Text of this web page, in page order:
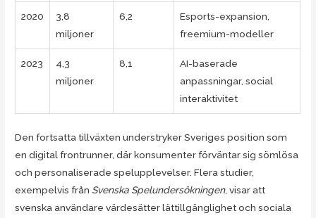
2020
3,8
miljoner
6,2
Esports-expansion,
freemium-modeller
2023
4,3
miljoner
8,1
AI-baserade
anpassningar, social
interaktivitet
Den fortsatta tillväxten understryker Sveriges position som
en digital frontrunner, där konsumenter förväntar sig sömlösa
och personaliserade spelupplevelser. Flera studier,
exempelvis från Svenska Spelundersökningen, visar att
svenska användare värdesätter lättillgänglighet och sociala